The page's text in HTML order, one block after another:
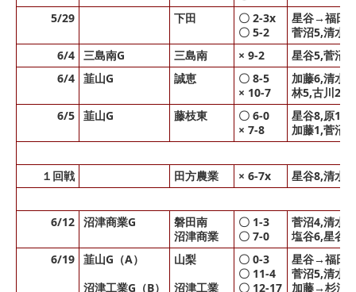
5/29 下田
〇 2-3x
〇 5-2
星谷→福田
菅沼5,清水
6/4
三島南G 三島南 × 9-2
星谷5,菅沼
6/4 韮山G 誠恵
〇 8-5
× 10-7
加藤6,清水
林5,古川
6/5 韮山G 藤枝東
〇 6-0
× 7-8
星谷8,原1→
加藤1,菅沼
１回戦 田方農業 × 6-7x 星谷8,清水
6/12 沼津商業G
磐田南
沼津商業
〇 1-3
〇 7-0
菅沼4,清水
塩谷6,星谷
6/19 韮山G（A）
沼津工業G（B）
山梨
沼津工業
〇 0-3
〇 11-4
〇 12-17
星谷→福田
菅沼5,清水
加藤→杉浦